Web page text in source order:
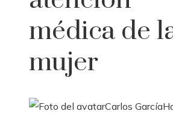
médica de
mujer
Carlos García